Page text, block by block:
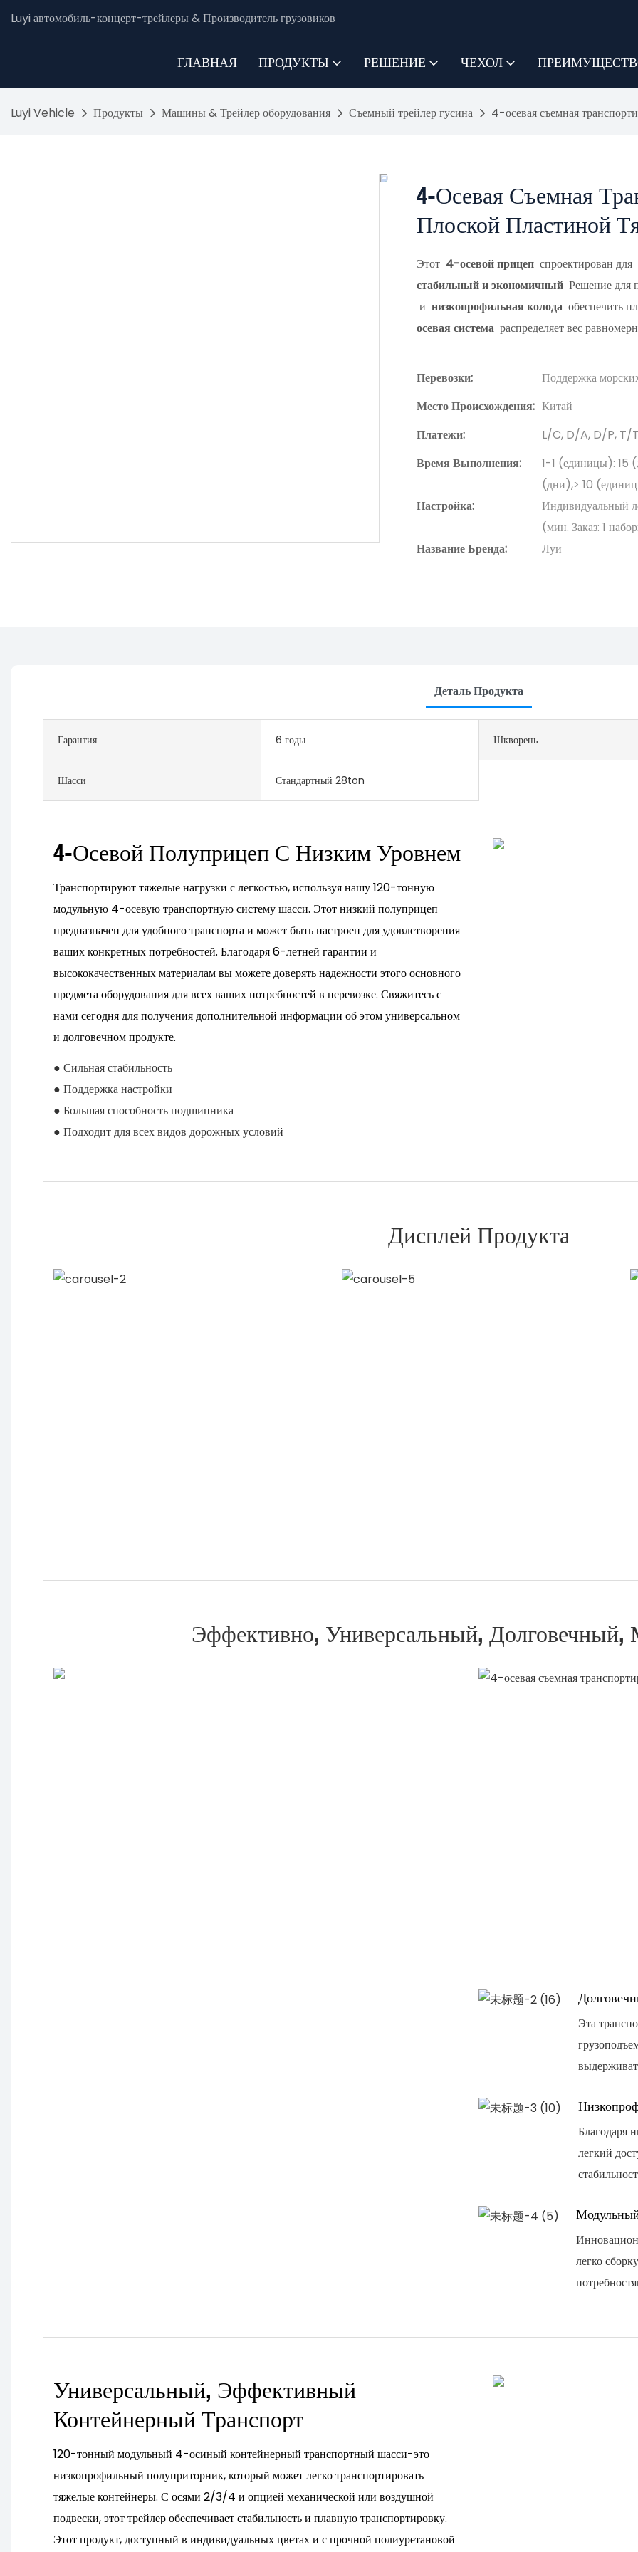
Luyi автомобиль-концерт-трейлеры & Производитель грузовиков
ГЛАВНАЯ ПРОДУКТЫ РЕШЕНИЕ ЧЕХОЛ
Luyi Vehicle Продукты Машины & Трейлер оборудования Съемный трейлер гусина 4-осевая съемная
4-Осевая Съемная
Плоской Пластиной
Этот 4-осевой прицеп спроектирован для
стабильный и экономичный Решение для
и низкопрофильная колода обеспечить
осевая система распределяет вес
Перевозки:
Поддержка
Место Происхождения: Китай
Платежи:
L/C, D/A, D/P, T/
Время Выполнения:
1-1 (единицы):
(дни),> 10
Настройка:
Индивидуальный
(мин. Заказ: 1
Название Бренда:
Луи
Деталь Продукта
Гарантия 6 годы Шкворень
Шасси Стандартный 28ton
4-Осевой Полуприцеп С Низким Уровнем
Транспортируют тяжелые нагрузки с легкостью, используя нашу 120-тонную
модульную 4-осевую транспортную систему шасси. Этот низкий полуприцеп
предназначен для удобного транспорта и может быть настроен для удовлетворения
ваших конкретных потребностей. Благодаря 6-летней гарантии и
высококачественных материалам вы можете доверять надежности этого основного
предмета оборудования для всех ваших потребностей в перевозке. Свяжитесь с
нами сегодня для получения дополнительной информации об этом универсальном
и долговечном продукте.
● Сильная стабильность
● Поддержка настройки
● Большая способность подшипника
● Подходит для всех видов дорожных условий
Дисплей Продукта
Эффективно, Универсальный, Долговечный,
Эта
Благодаря
легкий
легко
Универсальный, Эффективный
Контейнерный Транспорт
120-тонный модульный 4-осиный контейнерный транспортный шасси-это
низкопрофильный полуприторник, который может легко транспортировать
тяжелые контейнеры. С осями 2/3/4 и опцией механической или воздушной
подвески, этот трейлер обеспечивает стабильность и плавную транспортировку.
Этот продукт, доступный в индивидуальных цветах и ​​с прочной полиуретановой